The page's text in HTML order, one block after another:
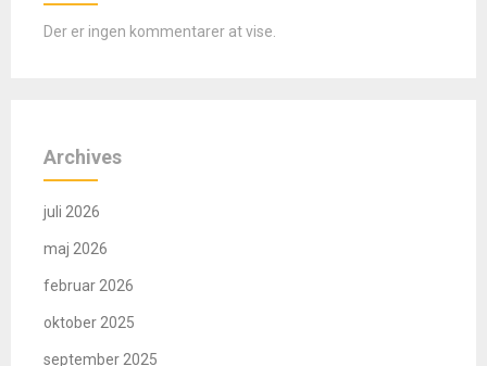
Der er ingen kommentarer at vise.
Archives
juli 2026
maj 2026
februar 2026
oktober 2025
september 2025